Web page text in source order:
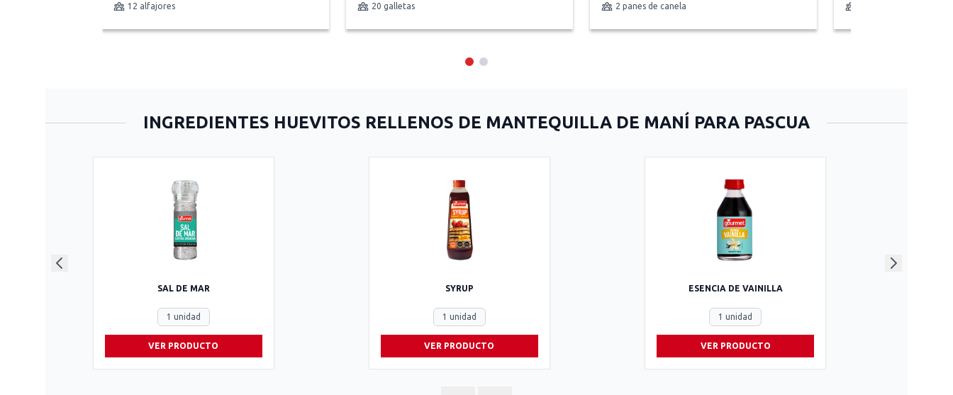
12 alfajores
20 galletas
2 panes de canela
INGREDIENTES HUEVITOS RELLENOS DE MANTEQUILLA DE MANÍ PARA PASCUA
SAL DE MAR
1 unidad
VER PRODUCTO
SYRUP
1 unidad
VER PRODUCTO
ESENCIA DE VAINILLA
1 unidad
VER PRODUCTO